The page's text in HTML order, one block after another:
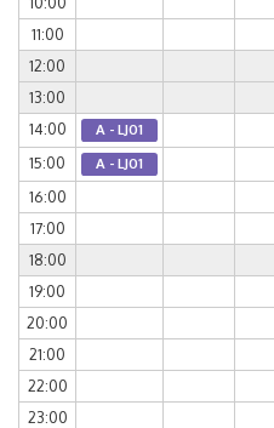
11:00
12:00
13:00
14:00
A - LJ01
15:00 A - LJ01
16:00
17:00
18:00
19:00
20:00
21:00
22:00
23:00